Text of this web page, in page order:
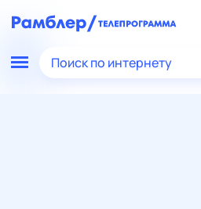
Поиск по интернету